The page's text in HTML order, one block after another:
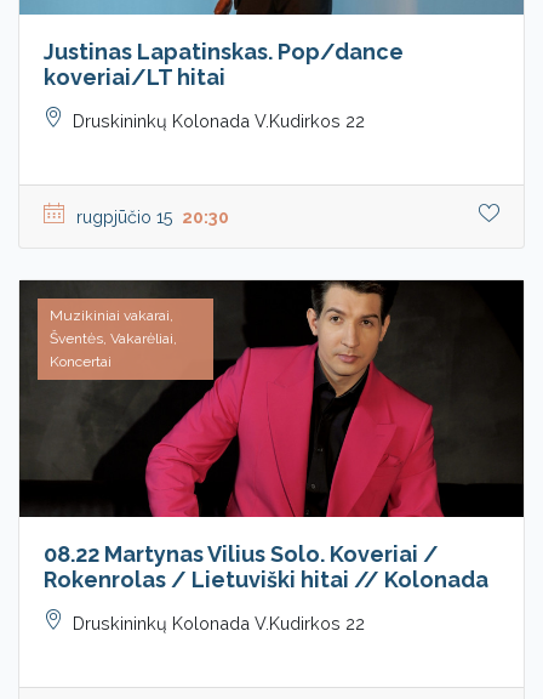
Justinas Lapatinskas. Pop/dance
koveriai/LT hitai
Druskininkų Kolonada V.Kudirkos 22
rugpjūčio 15 20:30
Muzikiniai vakarai,
Šventės, Vakarėliai,
Koncertai
08.22 Martynas Vilius Solo. Koveriai /
Rokenrolas / Lietuviški hitai // Kolonada
Druskininkų Kolonada V.Kudirkos 22